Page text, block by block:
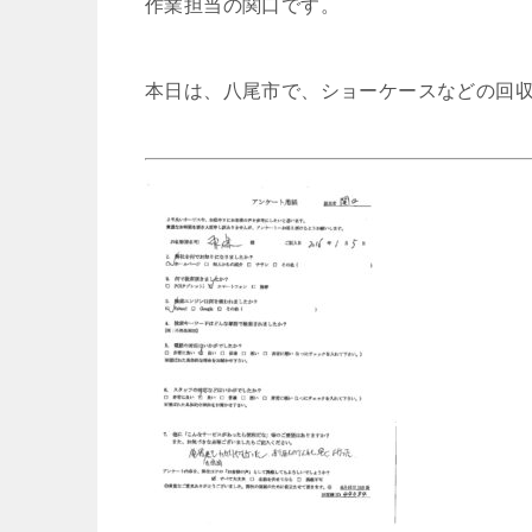
作業担当の関口です。
本日は、八尾市で、ショーケースなどの回